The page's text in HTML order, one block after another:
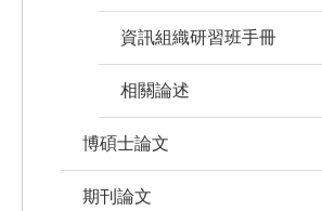
資訊組織研習班手冊
相關論述
博碩士論文
期刊論文